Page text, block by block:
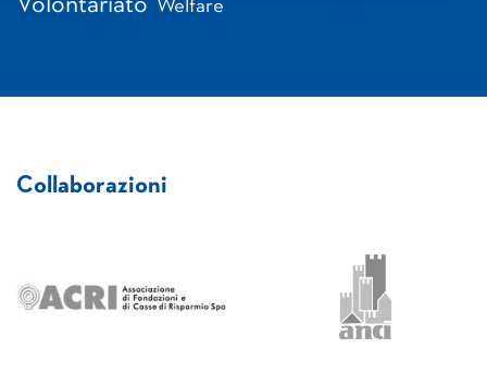
Volontariato Welfare
Collaborazioni